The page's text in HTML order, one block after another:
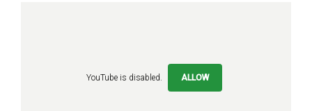
YouTube is disabled. ALLOW